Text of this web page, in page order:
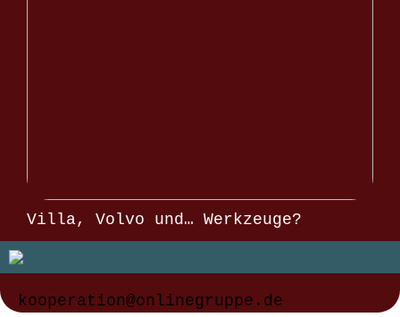
Villa, Volvo und… Werkzeuge?
kooperation@onlinegruppe.de